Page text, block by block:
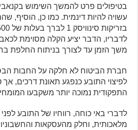
בטיפולים פרט להמשך השימוש
עשויה להיות דינמית. כמו כן, הוסיף,
לדבריו, הדבר יציע הקלה מסוימת
משך הזמן עד לצורך בניתוח החלפת
חברת הביטוח לא חלקה על החבות
לפיצוי התובע כנפגע תאונת דרכים, אך
התפקודית נמוכה יותר משקבעו
לדברי באי כוחה, רווחיו של התובע
מלאכותית, וחלק מהעסקאות